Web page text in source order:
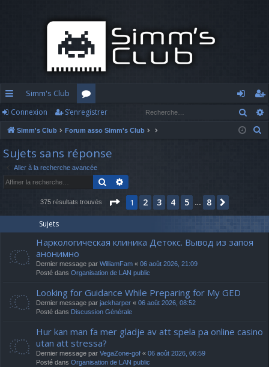
cc
ès
ra
Simm's Club
or
u
m
s
o
n
’e
nr
Connexion S’enregistrer
Simm's Club Forum asso Simm's Club
Sujets sans réponse
Aller à la recherche avancée
Rechercher
375 résultats trouvés Page 1 sur
1 2 3 4 5 8
Sujets
Наркологическая клиника Детокс. Вывод из запоя
анонимно
Dernier message par WilliamFam « 06 août 2026, 21:09
Posté dans Organisation de LAN public
Looking for Guidance While Preparing for My GED
Dernier message par jackharper « 06 août 2026, 08:52
Posté dans Discussion Générale
Hur kan man fa mer gladje av att spela pa online casino
utan att stressa?
Dernier message par VegaZone-gof « 06 août 2026, 06:59
Posté dans Organisation de LAN public